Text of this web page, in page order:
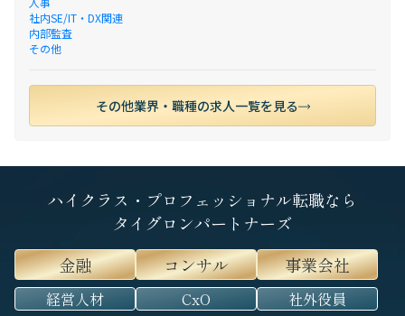
社内SE/IT・DX関連
内部監査
その他
その他業界・職種の求人一覧を見る
ハイクラス・プロフェッショナル転職なら
タイグロンパートナーズ
金融
コンサル 事業会社
経営人材 CxO 社外役員